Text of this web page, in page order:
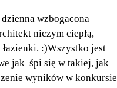
wzbogacona
niczym ciepłą,
:)Wszystko jest
jak śpi się w takiej, jak
wyników w konkursie